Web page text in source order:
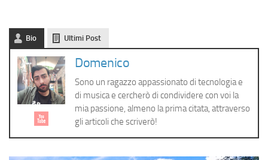
Privacy
Cerca
Bio Ultimi Post
Domenico
Sono un ragazzo appassionato di tecnologia e
di musica e cercherò di condividere con voi la
mia passione, almeno la prima citata, attraverso
gli articoli che scriverò!